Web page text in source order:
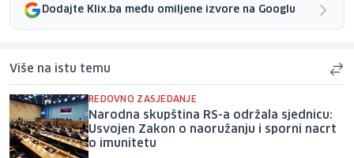
Dodajte Klix.ba među omiljene izvore na Googlu
Više na istu temu
REDOVNO ZASJEDANJE
Narodna skupština RS-a održala sjednicu:
Usvojen Zakon o naoružanju i sporni nacrt
o imunitetu